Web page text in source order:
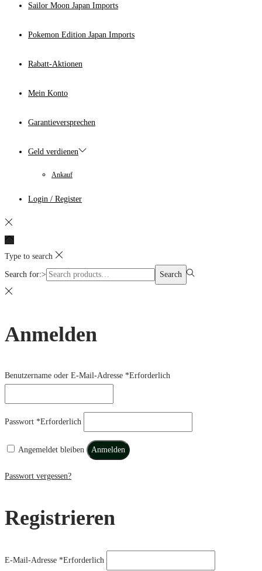
Sailor Moon Japan Imports
Pokemon Edition Japan Imports
Rabatt-Aktionen
Mein Konto
Garantieversprechen
Geld verdienen
Ankauf
Login / Register
Type to search
Search for:> Search
Anmelden
Benutzername oder E-Mail-Adresse *Erforderlich
Passwort *Erforderlich
Angemeldet bleiben Anmelden
Passwort vergessen?
Registrieren
E-Mail-Adresse *Erforderlich